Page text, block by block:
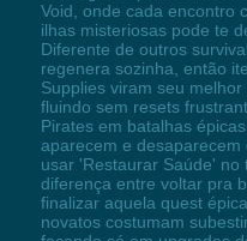
Void, onde cada encontro
ilhas misteriosas pode te
Diferente de outros
regenera sozinha, então
Supplies viram seu
fluindo sem resets
Pirates em batalhas
aparecem e desaparecem
usar 'Restaurar Saúde' no
diferença entre voltar pra
finalizar aquela quest
novatos costumam